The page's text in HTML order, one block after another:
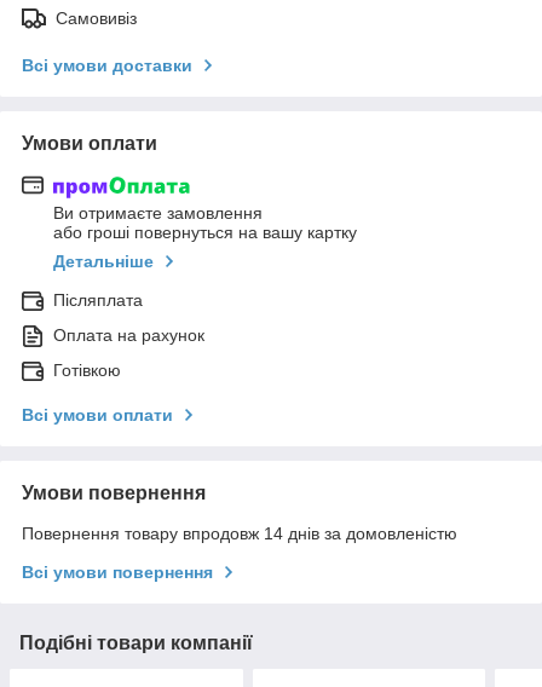
Самовивіз
Всі умови доставки
Умови оплати
Ви отримаєте замовлення
або гроші повернуться на вашу картку
Детальніше
Післяплата
Оплата на рахунок
Готівкою
Всі умови оплати
Умови повернення
Повернення товару впродовж 14 днів за домовленістю
Всі умови повернення
Подібні товари компанії